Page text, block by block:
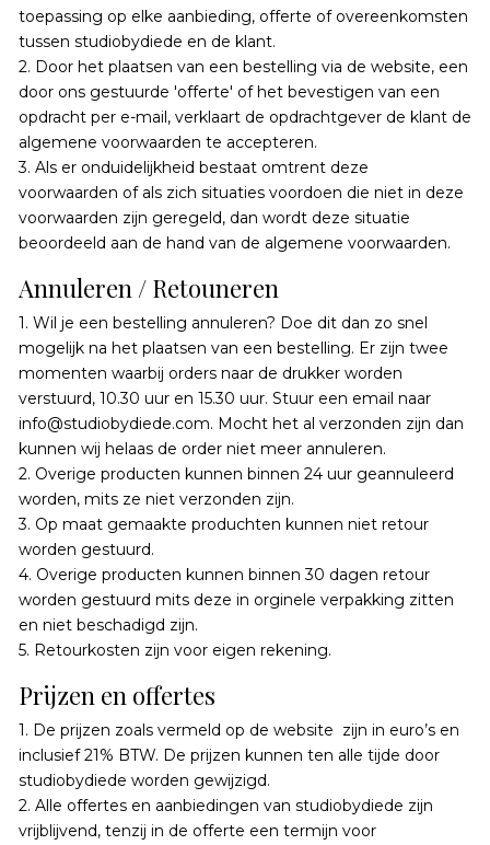
toepassing op elke aanbieding, offerte of overeenkomsten
tussen studiobydiede en de klant.
2. Door het plaatsen van een bestelling via de website, een
door ons gestuurde 'offerte' of het bevestigen van een
opdracht per e-mail, verklaart de opdrachtgever de klant de
algemene voorwaarden te accepteren.
3. Als er onduidelijkheid bestaat omtrent deze
voorwaarden of als zich situaties voordoen die niet in deze
voorwaarden zijn geregeld, dan wordt deze situatie
beoordeeld aan de hand van de algemene voorwaarden.
Annuleren / Retouneren
1. Wil je een bestelling annuleren? Doe dit dan zo snel
mogelijk na het plaatsen van een bestelling. Er zijn twee
momenten waarbij orders naar de drukker worden
verstuurd, 10.30 uur en 15.30 uur. Stuur een email naar
info@studiobydiede.com. Mocht het al verzonden zijn dan
kunnen wij helaas de order niet meer annuleren.
2. Overige producten kunnen binnen 24 uur geannuleerd
worden, mits ze niet verzonden zijn.
3. Op maat gemaakte produchten kunnen niet retour
worden gestuurd.
4. Overige producten kunnen binnen 30 dagen retour
worden gestuurd mits deze in orginele verpakking zitten
en niet beschadigd zijn.
5. Retourkosten zijn voor eigen rekening.
Prijzen en offertes
1. De prijzen zoals vermeld op de website zijn in euro’s en
inclusief 21% BTW. De prijzen kunnen ten alle tijde door
studiobydiede worden gewijzigd.
2. Alle offertes en aanbiedingen van studiobydiede zijn
vrijblijvend, tenzij in de offerte een termijn voor